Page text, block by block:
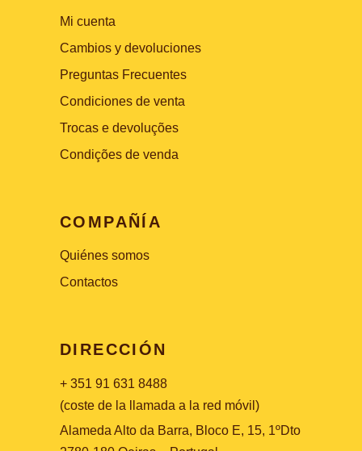
Mi cuenta
Cambios y devoluciones
Preguntas Frecuentes
Condiciones de venta
Trocas e devoluções
Condições de venda
COMPAÑÍA
Quiénes somos
Contactos
DIRECCIÓN
+ 351 91 631 8488
(coste de la llamada a la red móvil)
Alameda Alto da Barra, Bloco E, 15, 1ºDto